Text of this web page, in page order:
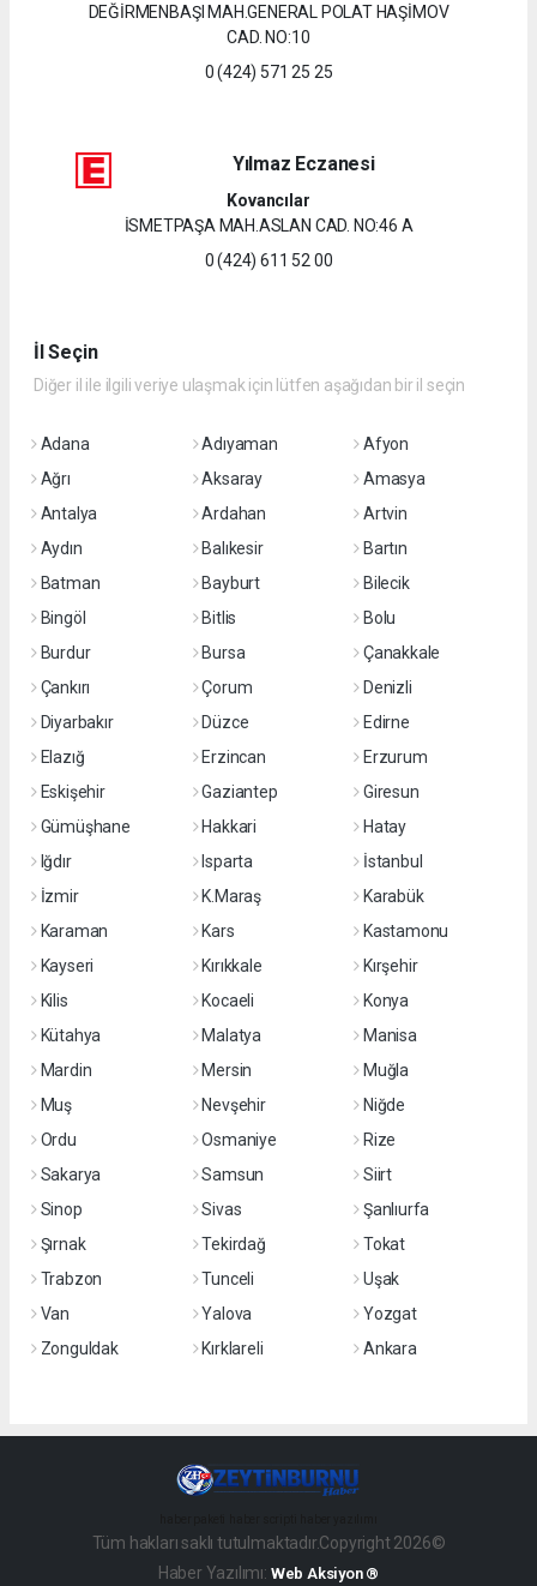
DEĞİRMENBAŞI MAH.GENERAL POLAT HAŞİMOV
CAD. NO:10
0 (424) 571 25 25
Yılmaz Eczanesi
Kovancılar
İSMETPAŞA MAH.ASLAN CAD. NO:46 A
0 (424) 611 52 00
İl Seçin
Diğer il ile ilgili veriye ulaşmak için lütfen aşağıdan bir il seçin
Adana Adıyaman
Afyon
Ağrı
Aksaray
Amasya
Antalya
Ardahan
Artvin
Aydın
Balıkesir
Bartın
Batman
Bayburt
Bilecik
Bingöl
Bitlis
Bolu
Burdur
Bursa
Çanakkale
Çankırı
Çorum
Denizli
Diyarbakır
Düzce
Edirne
Elazığ
Erzincan
Erzurum
Eskişehir
Gaziantep
Giresun
Gümüşhane
Hakkari
Hatay
Iğdır
Isparta
İstanbul
İzmir
K.Maraş
Karabük
Karaman
Kars
Kastamonu
Kayseri
Kırıkkale
Kırşehir
Kilis
Kocaeli
Konya
Kütahya
Malatya
Manisa
Mardin
Mersin
Muğla
Muş
Nevşehir
Niğde
Ordu
Osmaniye
Rize
Sakarya
Samsun
Siirt
Sinop
Sivas
Şanlıurfa
Şırnak
Tekirdağ
Tokat
Trabzon
Tunceli
Uşak
Van
Yalova
Yozgat
Zonguldak
Kırklareli Ankara
Tüm hakları saklı tutulmaktadır.Copyright 2026©
Haber Yazılımı: Web Aksiyon ®